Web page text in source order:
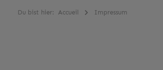
Du bist hier: Accueil Impressum